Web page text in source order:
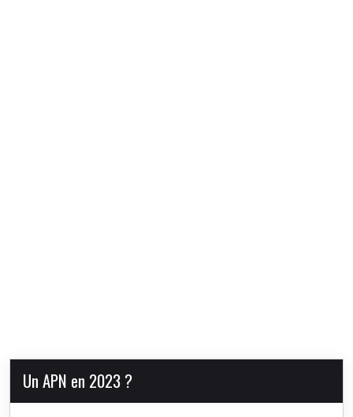
Un APN en 2023 ?